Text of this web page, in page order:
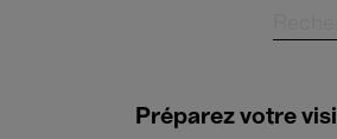
Préparez votre